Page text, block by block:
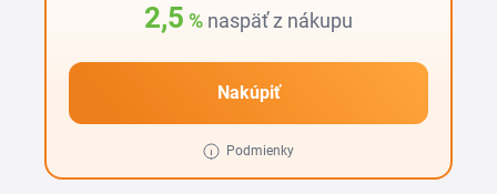
2,5 % naspäť z nákupu
Nakúpiť
Podmienky